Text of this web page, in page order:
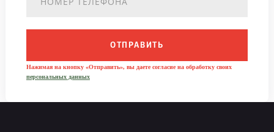
ОТПРАВИТЬ
Нажимая на кнопку «Отправить», вы даете согласие на обработку своих
персональных данных